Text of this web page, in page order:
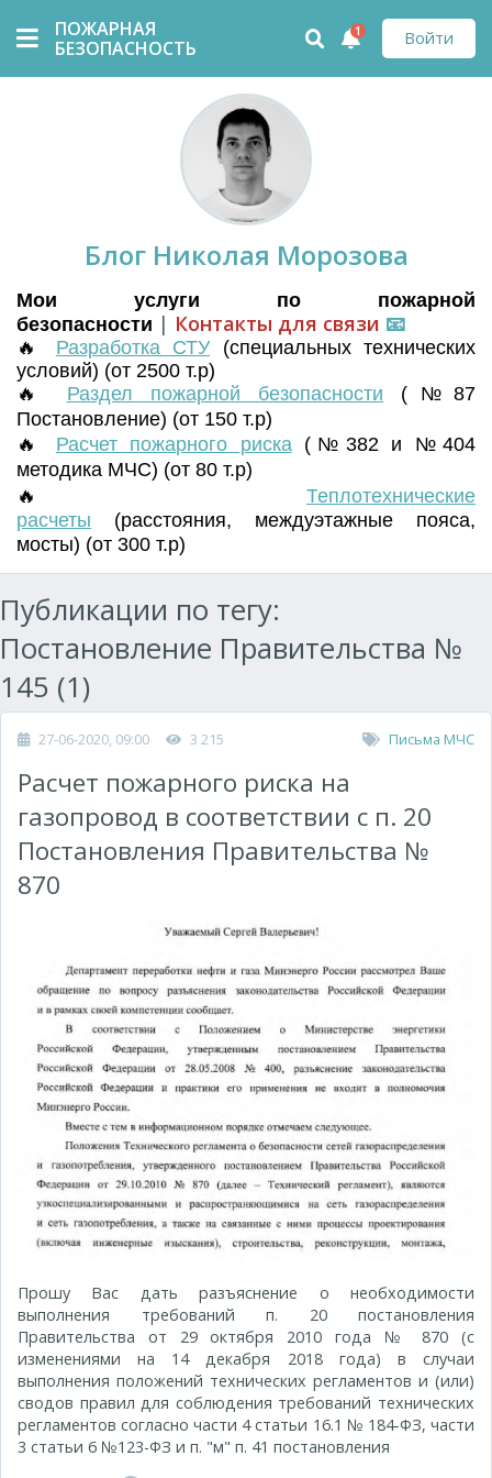
ПОЖАРНАЯ
БЕЗОПАСНОСТЬ
Войти
1
Блог Николая Морозова
Мои услуги по пожарной
безопасности | Контакты для связи 📧
🔥 Разработка СТУ (специальных технических
условий) (от 2500 т.р)
🔥 Раздел пожарной безопасности (№87
Постановление) (от 150 т.р)
🔥 Расчет пожарного риска(№382 и №404
методика МЧС) (от 80 т.р)
🔥 Теплотехнические
расчеты (расстояния, междуэтажные пояса,
мосты) (от 300 т.р)
Публикации по тегу:
Постановление Правительства №
145 (1)
27-06-2020, 09:00 3 215 Письма МЧС
Расчет пожарного риска на
газопровод в соответствии с п. 20
Постановления Правительства №
870
Прошу Вас дать разъяснение о необходимости
выполнения требований п. 20 постановления
Правительства от 29 октября 2010 года № 870 (с
изменениями на 14 декабря 2018 года) в случаи
выполнения положений технических регламентов и (или)
сводов правил для соблюдения требований технических
регламентов согласно части 4 статьи 16.1 № 184-ФЗ, части
3 статьи 6 №123-ФЗ и п. "м" п. 41 постановления